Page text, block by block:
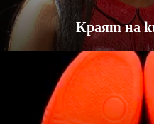
Краят на